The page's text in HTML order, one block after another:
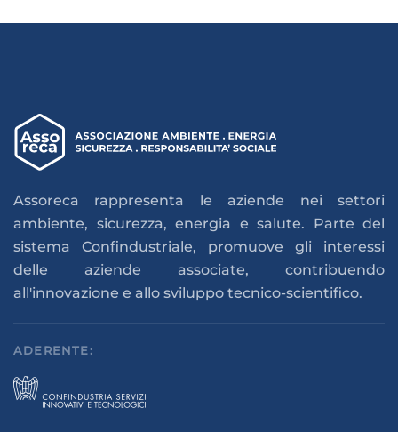
Assoreca rappresenta le aziende nei settori
ambiente, sicurezza, energia e salute. Parte del
sistema Confindustriale, promuove gli interessi
delle aziende associate, contribuendo
all'innovazione e allo sviluppo tecnico-scientifico.
ADERENTE: